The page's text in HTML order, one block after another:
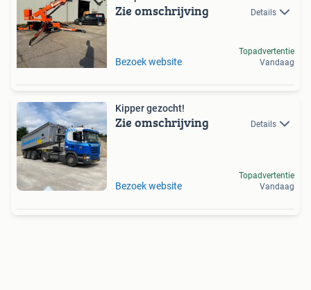
Zie omschrijving Details
Bezoek website
Topadvertentie
Vandaag
Kipper gezocht!
Zie omschrijving Details
Bezoek website
Topadvertentie
Vandaag